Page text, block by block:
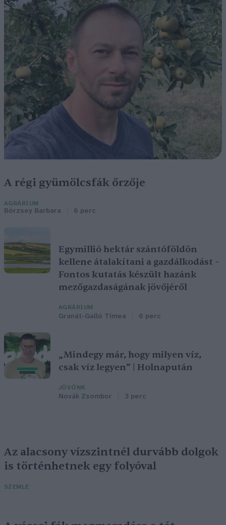
A régi gyümölcsfák őrzője
AGRÁRIUM
Börzsey Barbara 6 perc
Egymillió hektár szántóföldön
kellene átalakítani a gazdálkodást –
Fontos kutatás készült hazánk
mezőgazdaságának jövőjéről
AGRÁRIUM
Granát-Galló Tímea 6 perc
„Mindegy már, hogy milyen víz,
csak víz legyen” | Holnapután
JÖVŐNK
Novák Zsombor 3 perc
Az alacsony vízszintnél durvább dolgok
is történhetnek egy folyóval
SZEMLE